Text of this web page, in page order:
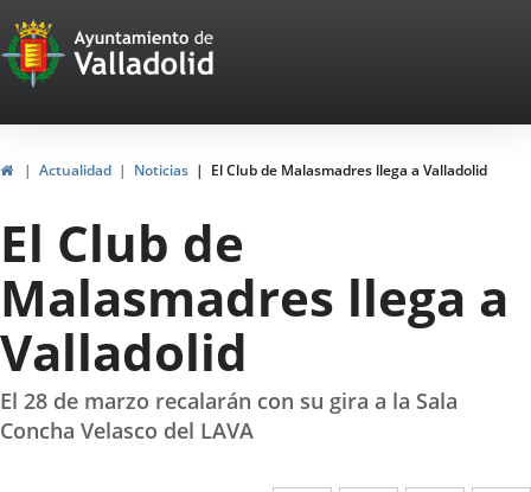
Portal
Web
del
Ayuntamiento
de
Valladolid
InicioActualidad Noticias El Club de Malasmadres llega a Valladolid
El Club de
Malasmadres llega a
Valladolid
El 28 de marzo recalarán con su gira a la Sala
Concha Velasco del LAVA